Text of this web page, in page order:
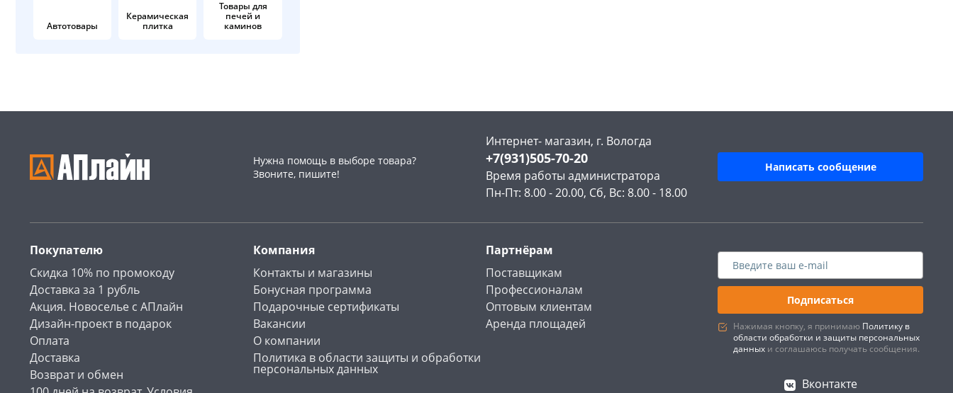
Автотовары
Керамическая
плитка
Товары для
печей и
каминов
Нужна помощь в выборе товара?
Звоните, пишите!
Интернет- магазин, г. Вологда
+7(931)505-70-20
Время работы администратора
Пн-Пт: 8.00 - 20.00, Сб, Вс: 8.00 - 18.00
Написать сообщение
Покупателю
Скидка 10% по промокоду
Доставка за 1 рубль
Акция. Новоселье с АПлайн
Дизайн-проект в подарок
Оплата
Доставка
Возврат и обмен
Компания
Контакты и магазины
Бонусная программа
Подарочные сертификаты
Вакансии
О компании
Политика в области защиты и обработки
персональных данных
Партнёрам
Поставщикам
Профессионалам
Оптовым клиентам
Аренда площадей
Подписаться
Нажимая кнопку, я принимаю Политику в
области обработки и защиты персональных
данных и соглашаюсь получать сообщения.
Вконтакте
раз в 2 недели